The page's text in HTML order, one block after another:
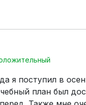
я поступил в
план был